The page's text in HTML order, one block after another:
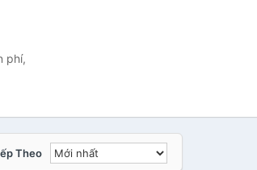
phí,
Theo